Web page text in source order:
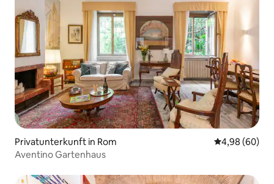
Privatunterkunft in Rom
4,98 (60)
Aventino Gartenhaus